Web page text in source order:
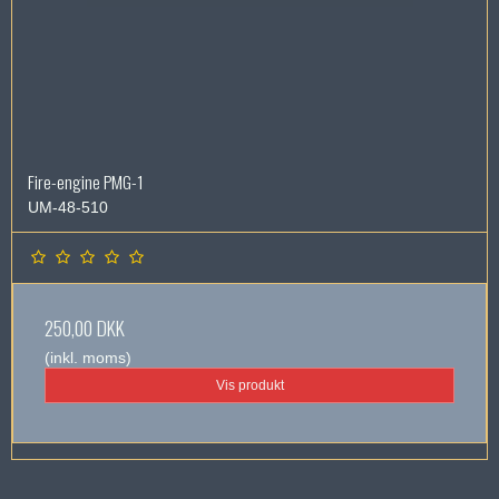
Fire-engine PMG-1
UM-48-510
250,00 DKK
(inkl. moms)
Vis produkt